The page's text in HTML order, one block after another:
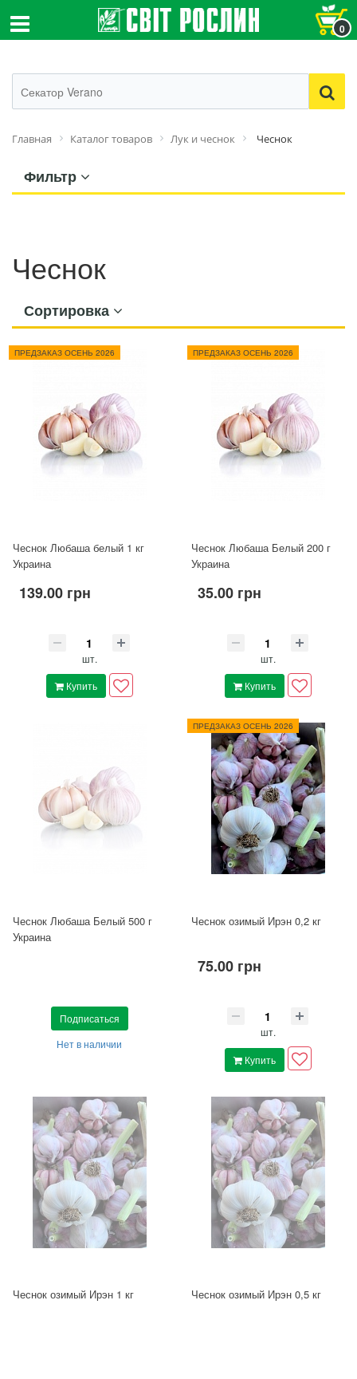
0
Главная Каталог товаров Лук и чеснок Чеснок
Фильтр
Чеснок
Сортировка
ПРЕДЗАКАЗ ОСЕНЬ 2026
Чеснок Любаша белый 1 кг
Украина
139.00 грн
шт.
Купить
ПРЕДЗАКАЗ ОСЕНЬ 2026
Чеснок Любаша Белый 200 г
Украина
35.00 грн
шт.
Купить
Чеснок Любаша Белый 500 г
Украина
Подписаться
Нет в наличии
ПРЕДЗАКАЗ ОСЕНЬ 2026
Чеснок озимый Ирэн 0,2 кг
75.00 грн
шт.
Купить
Чеснок озимый Ирэн 1 кг Чеснок озимый Ирэн 0,5 кг